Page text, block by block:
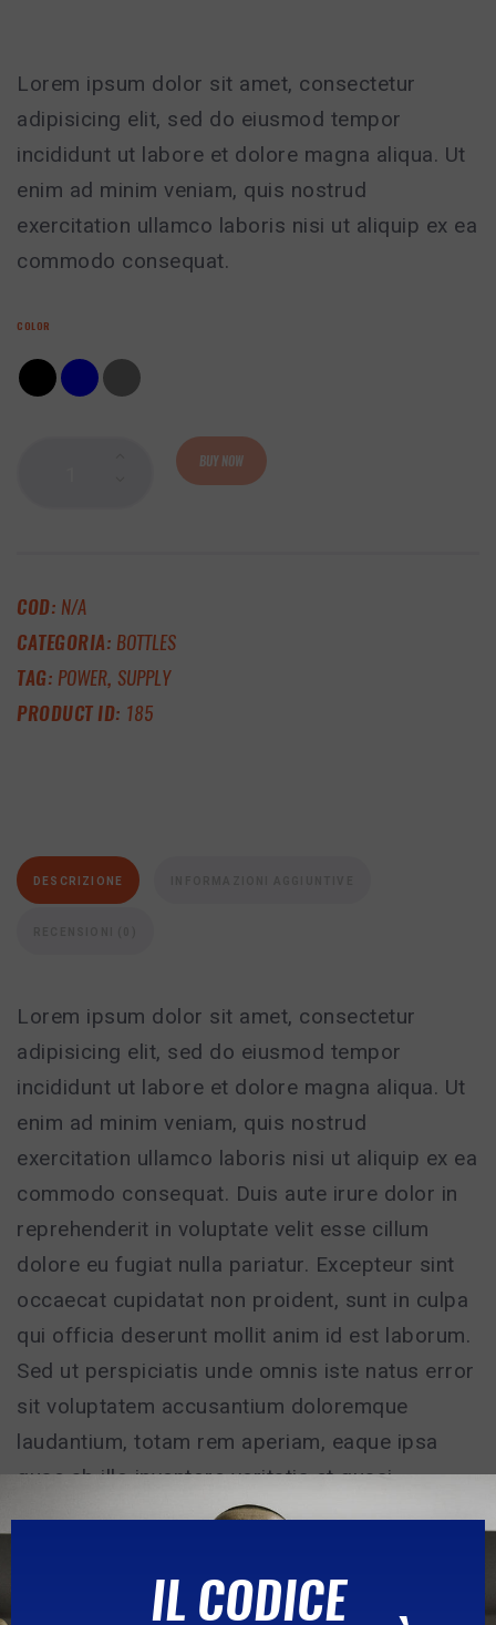
Lorem ipsum dolor sit amet, consectetur
adipisicing elit, sed do eiusmod tempor
incididunt ut labore et dolore magna aliqua. Ut
enim ad minim veniam, quis nostrud
exercitation ullamco laboris nisi ut aliquip ex ea
commodo consequat.
COLOR
BUY NOW
COD: N/A
CATEGORIA: BOTTLES
TAG: POWER, SUPPLY
PRODUCT ID: 185
DESCRIZIONE
Lorem ipsum dolor sit amet, consectetur
adipisicing elit, sed do eiusmod tempor
incididunt ut labore et dolore magna aliqua. Ut
enim ad minim veniam, quis nostrud
exercitation ullamco laboris nisi ut aliquip ex ea
commodo consequat. Duis aute irure dolor in
reprehenderit in voluptate velit esse cillum
dolore eu fugiat nulla pariatur. Excepteur sint
occaecat cupidatat non proident, sunt in culpa
qui officia deserunt mollit anim id est laborum.
Sed ut perspiciatis unde omnis iste natus error
sit voluptatem accusantium doloremque
laudantium, totam rem aperiam, eaque ipsa
quae ab illo inventore veritatis et quasi
architecto beatae vitae dicta sunt explicabo.
IL CODICE